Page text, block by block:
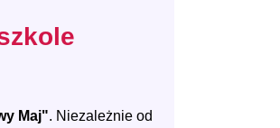
Maj". Niezależnie od